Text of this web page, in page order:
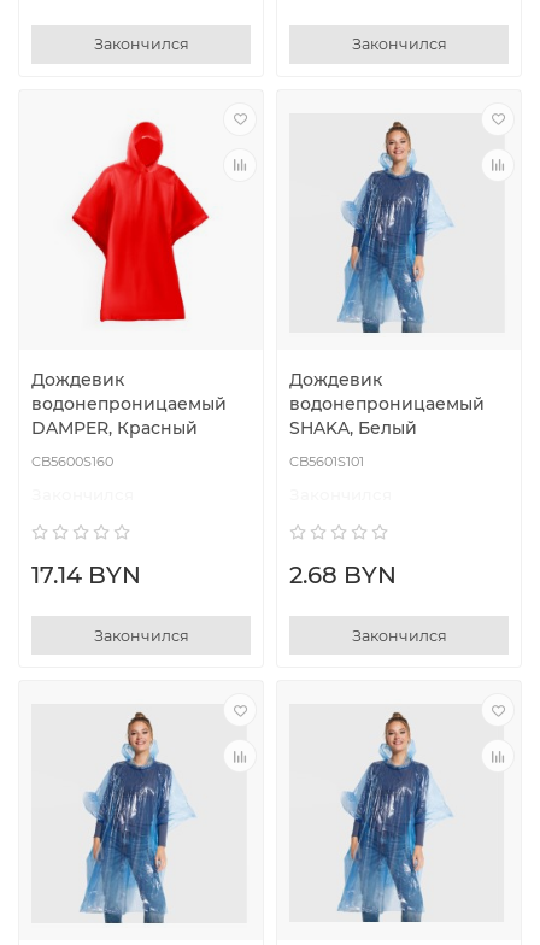
Закончился Закончился
Дождевик
водонепроницаемый
DAMPER, Красный
CB5600S160
17.14 BYN
Закончился
Дождевик
водонепроницаемый
SHAKA, Белый
CB5601S101
2.68 BYN
Закончился